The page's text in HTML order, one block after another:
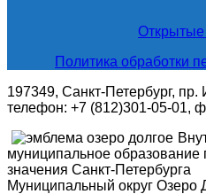
Политика обработки
197349, Санкт-Петербург, пр.
телефон: +7 (812)301-05-01,
муниципальное образование
значения Санкт-Петербурга
Муниципальный округ Озеро